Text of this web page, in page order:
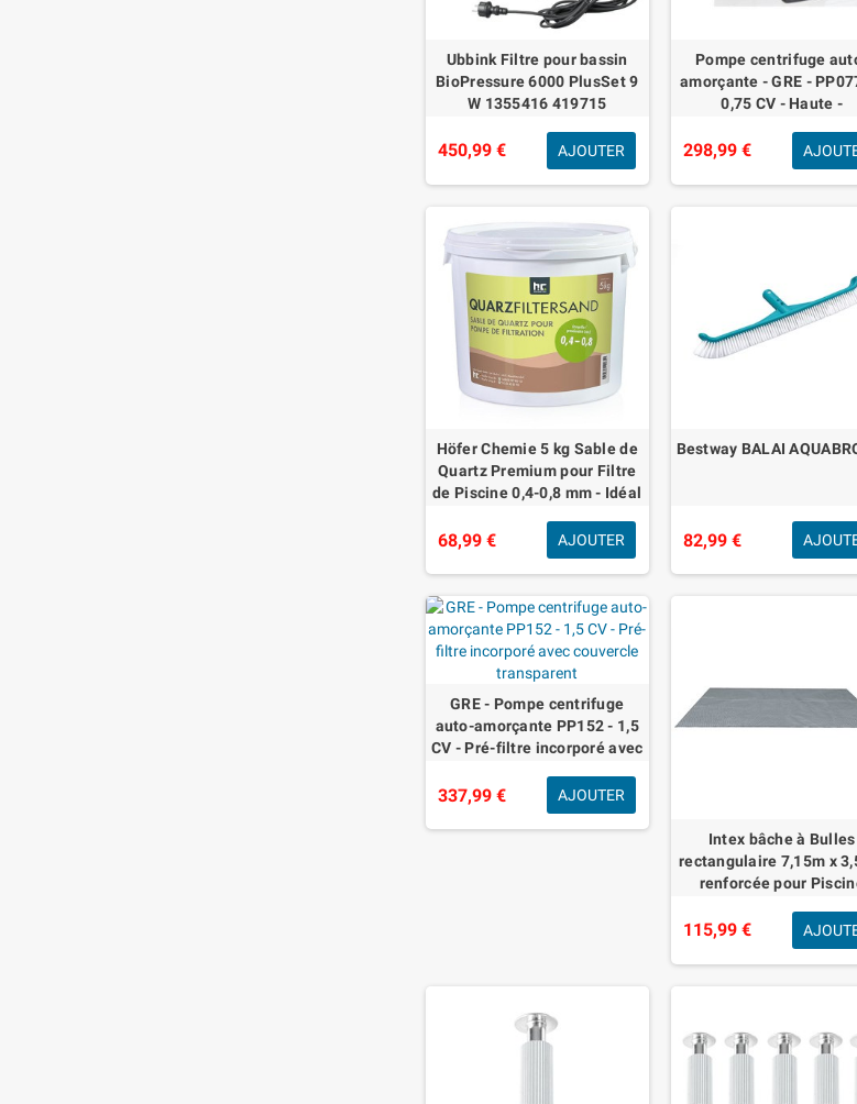
Ubbink Filtre pour bassin
BioPressure 6000 PlusSet 9
W 1355416 419715
450,99 € AJOUTER
Pompe centrifuge
amorçante - GRE -
0,75 CV - Haute -
incorporé avec
298,99 €
Höfer Chemie 5 kg Sable de
Quartz Premium pour Filtre
de Piscine 0,4-0,8 mm - Idéal
Fabriqué en A
68,99 € AJOUTER
Bestway BALAI
82,99 €
GRE - Pompe centrifuge
auto-amorçante PP152 - 1,5
CV - Pré-filtre incorporé avec
337,99 € AJOUTER
Intex bâche à Bulles
rectangulaire 7,15m x
renforcée pour
115,99 €